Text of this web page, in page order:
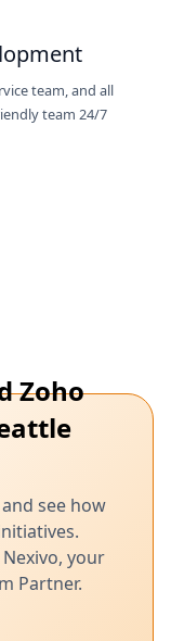
team, and all
team 24/7
Zoho
see how
your
Partner.